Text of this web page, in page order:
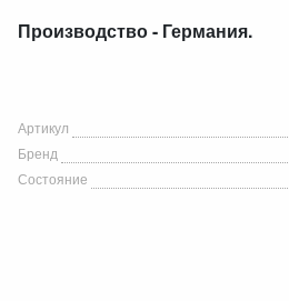
Производство - Германия.
Артикул
Бренд
Состояние